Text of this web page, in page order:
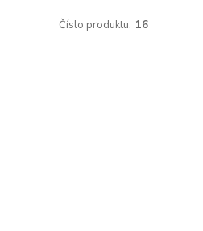
Číslo produktu: 16